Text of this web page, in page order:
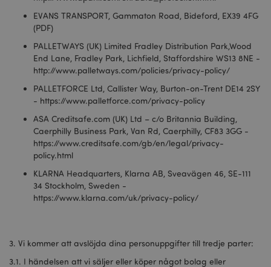
EVANS TRANSPORT, Gammaton Road, Bideford, EX39 4FG
(PDF)
PALLETWAYS (UK) Limited Fradley Distribution Park,Wood
End Lane, Fradley Park, Lichfield, Staffordshire WS13 8NE -
http://www.palletways.com/policies/privacy-policy/
PALLETFORCE Ltd, Callister Way, Burton-on-Trent DE14 2SY
- https://www.palletforce.com/privacy-policy
ASA Creditsafe.com (UK) Ltd – c/o Britannia Building,
Caerphilly Business Park, Van Rd, Caerphilly, CF83 3GG -
https://www.creditsafe.com/gb/en/legal/privacy-
policy.html
KLARNA Headquarters, Klarna AB, Sveavägen 46, SE-111
34 Stockholm, Sweden -
https://www.klarna.com/uk/privacy-policy/
3. Vi kommer att avslöjda dina personuppgifter till tredje parter:
3.1. I händelsen att vi säljer eller köper något bolag eller
Strikt nödvändiga cookies tillåter grundläggande
webbplatsfunktionalitet såsom användarinloggning
Namn
Provider /
Domän
CookieScriptConsent
.puckator.se
www.puckator.se
recently_compared_product_previous
Adobe Inc.
www.puckator.se
Googles
sekretesspolicy